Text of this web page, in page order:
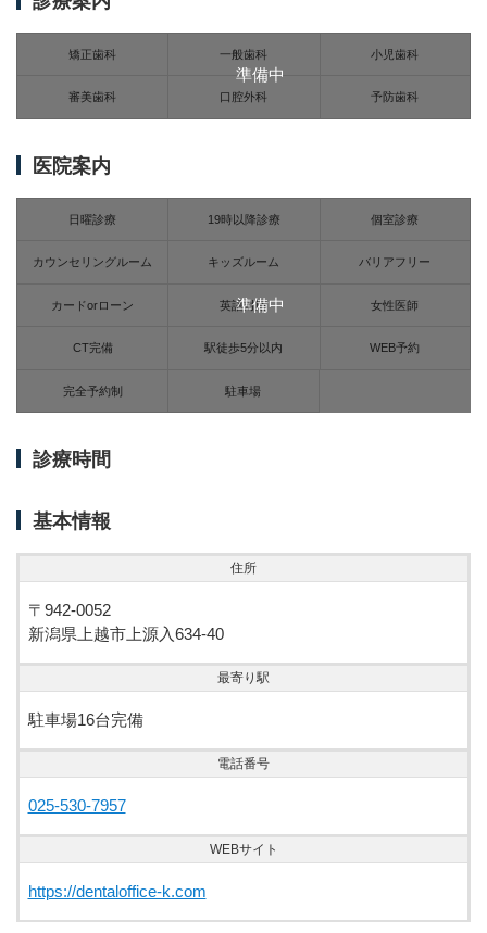
準備中
矯正歯科 一般歯科 小児歯科
審美歯科 口腔外科 予防歯科
医院案内
準備中
日曜診療 19時以降診療 個室診療
カウンセリングルーム キッズルーム バリアフリー
カードorローン 英語対応 女性医師
CT完備 駅徒歩5分以内 WEB予約
完全予約制 駐車場
診療時間
基本情報
住所
〒942-0052
新潟県上越市上源入634-40
最寄り駅
駐車場16台完備
電話番号
025-530-7957
WEBサイト
https://dentaloffice-k.com